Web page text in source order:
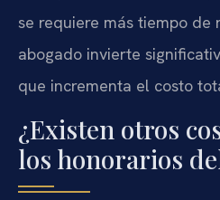
se requiere más tiempo de
abogado invierte
que incrementa el costo
¿Existen otros
los honorarios